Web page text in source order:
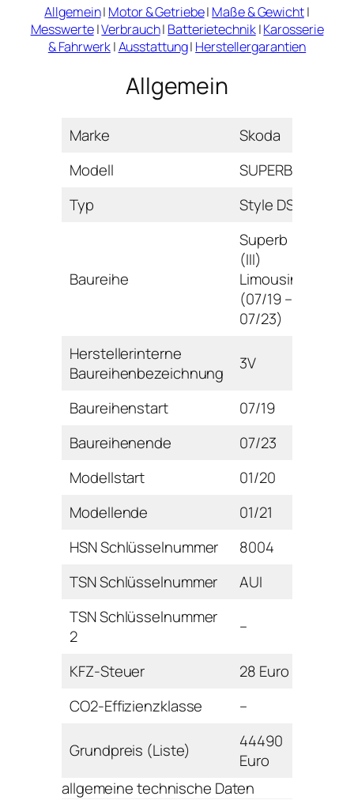
Allgemein| Motor & Getriebe| Maße & Gewicht|
Messwerte|Verbrauch| Batterietechnik|Karosserie
& Fahrwerk|Ausstattung| Herstellergarantien
Allgemein
Marke
Skoda
Modell
SUPERB
Typ
Style DSG
Baureihe
Superb
(III)
Limousine
(07/19 –
07/23)
Herstellerinterne
Baureihenbezeichnung
3V
Baureihenstart
07/19
Baureihenende
07/23
Modellstart
01/20
Modellende
01/21
HSN Schlüsselnummer
8004
TSN Schlüsselnummer
AUI
TSN Schlüsselnummer
2
–
KFZ-Steuer
28 Euro
CO2-Effizienzklasse
–
Grundpreis (Liste)
44490
Euro
allgemeine technische Daten